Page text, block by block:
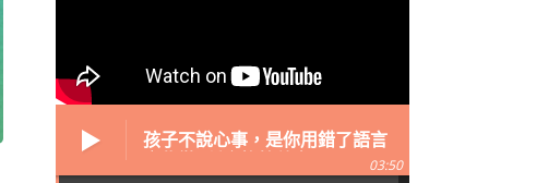
孩子不說心事，是你用錯了語言
03:50